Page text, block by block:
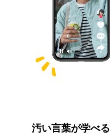
汚い言葉が学べる